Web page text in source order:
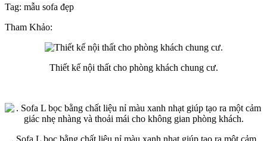
Tag: mẫu sofa đẹp
Tham Khảo:
Thiết kế nội thất cho phòng khách chung cư.